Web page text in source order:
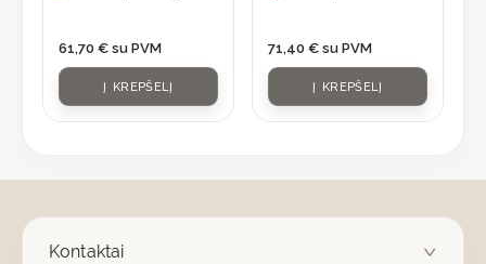
61,70 € su PVM
Į KREPŠELĮ
71,40 € su PVM
Į KREPŠELĮ
Kontaktai